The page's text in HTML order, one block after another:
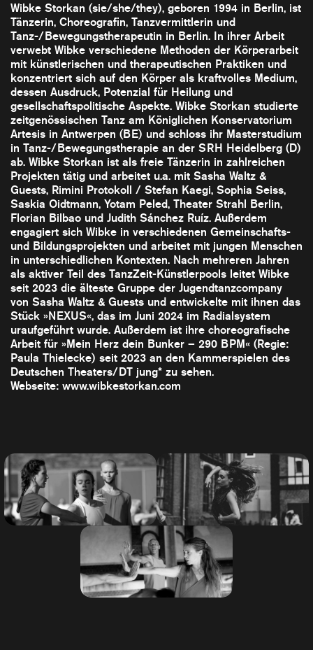
Wibke Storkan (sie/she/they), geboren 1994 in Berlin, ist
Tänzerin, Choreografin, Tanzvermittlerin und
Tanz-/Bewegungstherapeutin in Berlin. In ihrer Arbeit
verwebt Wibke verschiedene Methoden der Körperarbeit
mit künstlerischen und therapeutischen Praktiken und
konzentriert sich auf den Körper als kraftvolles Medium,
dessen Ausdruck, Potenzial für Heilung und
gesellschaftspolitische Aspekte. Wibke Storkan studierte
zeitgenössischen Tanz am Königlichen Konservatorium
Artesis in Antwerpen (BE) und schloss ihr Masterstudium
in Tanz-/Bewegungstherapie an der SRH Heidelberg (D)
ab. Wibke Storkan ist als freie Tänzerin in zahlreichen
Projekten tätig und arbeitet u.a. mit Sasha Waltz &
Guests, Rimini Protokoll / Stefan Kaegi, Sophia Seiss,
Saskia Oidtmann, Yotam Peled, Theater Strahl Berlin,
Florian Bilbao und Judith Sánchez Ruíz. Außerdem
engagiert sich Wibke in verschiedenen Gemeinschafts-
und Bildungsprojekten und arbeitet mit jungen Menschen
in unterschiedlichen Kontexten. Nach mehreren Jahren
als aktiver Teil des TanzZeit-Künstlerpools leitet Wibke
seit 2023 die älteste Gruppe der Jugendtanzcompany
von Sasha Waltz & Guests und entwickelte mit ihnen das
Stück »NEXUS«, das im Juni 2024 im Radialsystem
uraufgeführt wurde. Außerdem ist ihre choreografische
Arbeit für »Mein Herz dein Bunker – 290 BPM« (Regie:
Paula Thielecke) seit 2023 an den Kammerspielen des
Deutschen Theaters/DT jung* zu sehen.
Webseite: www.wibkestorkan.com